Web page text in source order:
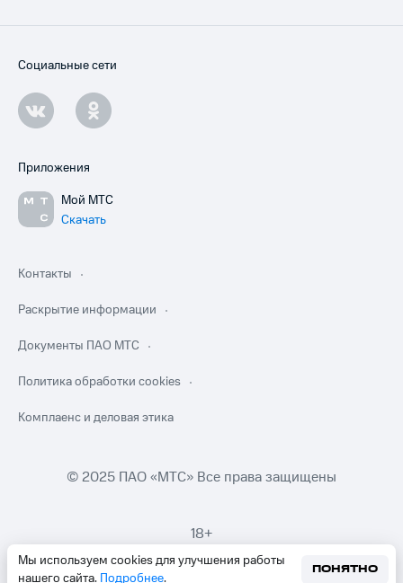
Мы используем cookies для улучшения работы
нашего сайта. Подробнее.
ПОНЯТНО
Социальные сети
Приложения
Мой МТС
Скачать
Контакты
Раскрытие информации
Документы ПАО МТС
Политика обработки cookies
Комплаенс и деловая этика
© 2025 ПАО «МТС» Все права защищены
18+